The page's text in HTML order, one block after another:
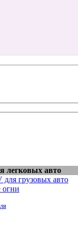
легковых авто
грузовых авто